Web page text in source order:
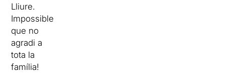
Lliure.
Impossible
que no
agradi a
tota la
família!